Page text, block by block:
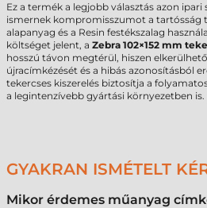
Ez a termék a legjobb választás azon ipari
ismernek kompromisszumot a tartósság
alapanyag és a Resin festékszalag
költséget jelent, a Zebra 102×152 mm
hosszú távon megtérül, hiszen
újracímkézését és a hibás azonosításból
tekercses kiszerelés biztosítja a
a legintenzívebb gyártási környezetben is.
GYAKRAN ISMÉTELT
Mikor érdemes műanyag